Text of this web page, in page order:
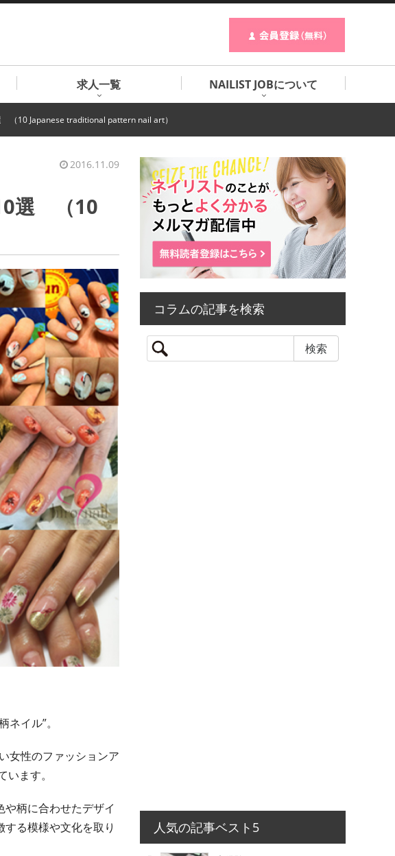
求人一覧 NAILIST JOBについて
（10 Japanese traditional pattern nail art）
2016.11.09
選 （10
イル”。
女性のファッションア
ます。
柄に合わせたデザイ
る模様や文化を取り
コラムの記事を検索
人気の記事ベスト5